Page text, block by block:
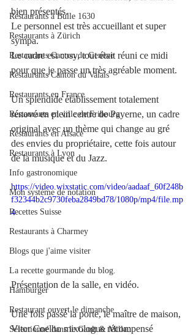
Restaurants à Bulle 1630
Restaurants à Zürich
Restaurants Canton de Genève
Restaurants Canton du Valais
Restaurants en France
Restaurants en ville de Fribourg
Restaurants en Alsace
Restaurants à Lyon
Info gastronomique
Mon système de notation
Recettes Suisse
Restaurants à Charmey
Blogs que j'aime visiter
La recette gourmande du blog.
Hamburger
Restaurant ouvert le dimanche
Sélectionné dans le Gault & Millau
bien présentés.
Le personnel est très accueillant et super
sympa.
Le cadre est cosy, tout était réuni ce midi
pour que je passe un très agréable moment.
Un splendide établissement totalement
rénové en plein centre de Payerne, un cadre
original avec un thème qui change au gré
des envies du propriétaire, cette fois autour
de la musique et du Jazz.
https://video.wixstatic.com/video/aadaaf_60f248b
f32344b2c9730feba2849bd78/1080p/mp4/file.mp
4
Présentation de la salle, en vidéo.
Une fois passé la porte, le maître de maison,
Vitor Coelho mixologue récompensé